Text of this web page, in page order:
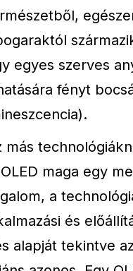
egyes szerves
fényt
más
maga egy
a
és
alapját tekintve